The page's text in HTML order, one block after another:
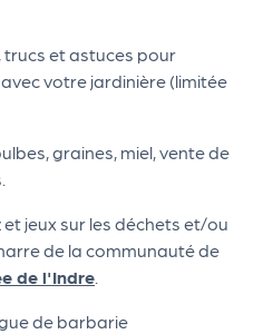
et astuces pour
votre jardinière (limitée
graines, miel, vente de
jeux sur les déchets et/ou
de la communauté de
de l'Indre
de barbarie